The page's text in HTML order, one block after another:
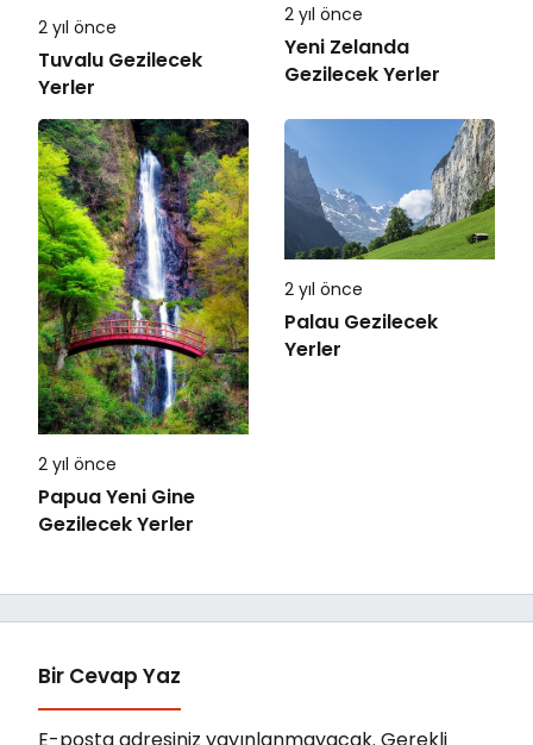
2 yıl önce
Tuvalu Gezilecek
Yerler
2 yıl önce
Yeni Zelanda
Gezilecek Yerler
2 yıl önce
Papua Yeni Gine
Gezilecek Yerler
2 yıl önce
Palau Gezilecek
Yerler
Bir Cevap Yaz